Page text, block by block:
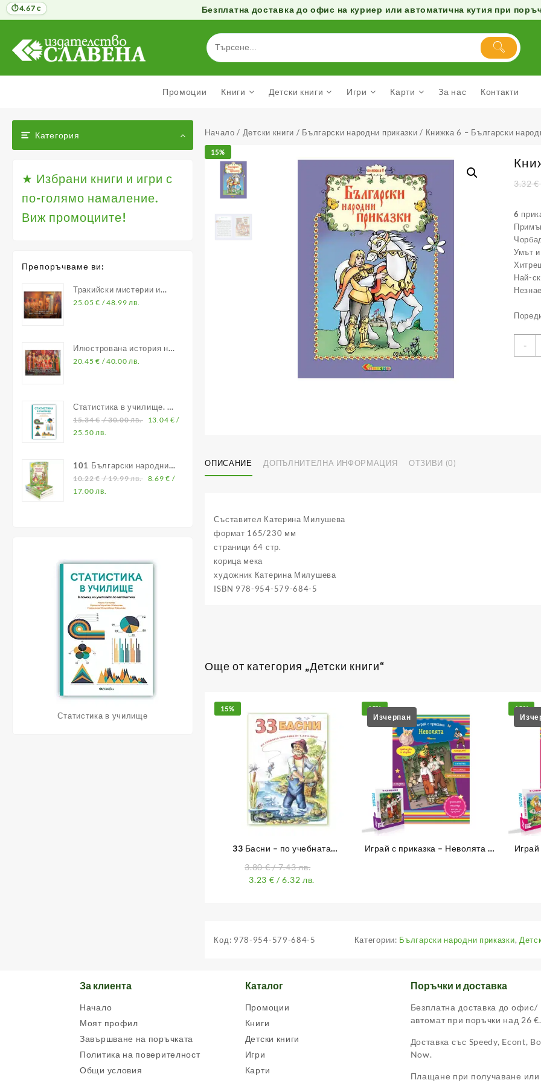
Безплатна доставка до офис на куриер или автоматична кутия при
съдържанието
Промоции Книги Детски книги Игри Карти За нас Контакти
Категория
★ Избрани книги и игри с
по-голямо намаление.
Виж промоциите!
Препоръчваме ви:
Тракийски мистерии и
владетели
25.05€ / 48.99 лв.
Илюстрована история на
Средновековна България
20.45€ / 40.00 лв.
Статистика в училище. В
помощ на учителите по
математика
15.34€/ 30.00 лв. 13.04 € /
25.50 лв.
101 Български народни
приказки
10.22€/ 19.99 лв. 8.69€ /
17.00 лв.
Статистика в училище
Начало / Детски книги / Български народни приказки / Книжка 6 – Български
15%
3.32€
6
Умът
Най-
-
ОПИСАНИЕ ДОПЪЛНИТЕЛНА ИНФОРМАЦИЯ ОТЗИВИ (0)
Съставител Катерина Милушева
формат 165/230 мм
страници 64 стр.
корица мека
художник Катерина Милушева
ISBN 978-954-579-684-5
Още от категория „Детски книги“
15%
33 Басни – по учебната
3.80€/ 7.43 лв.
3.23 € / 6.32 лв.
15%
Играй с приказка – Неволята –
15%
Код: 978-954-579-684-5 Категории: Български народни приказки,
За клиента
Начало
Моят профил
Завършване на поръчката
Политика на поверителност
Общи условия
Каталог
Промоции
Книги
Детски книги
Игри
Карти
Поръчки и доставка
Безплатна доставка до офис/
автомат при поръчки над 26 €.
Доставка със Speedy, Econt,
Now.
Плащане при получаване
4.67 с